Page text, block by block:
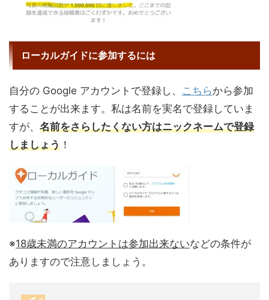
ローカルガイドに参加するには
自分の Google アカウントで登録し、 こちらから参加
することが出来ます。私は名前を実名で登録していま
すが、 名前をさらしたくない方はニックネームで登録
しましょう ！
※18歳未満のアカウントは参加出来ないなどの条件が
ありますので注意しましょう。